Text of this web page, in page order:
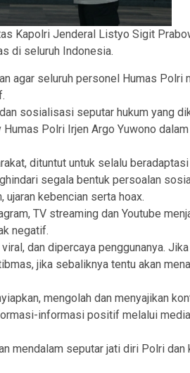
Kapolri Jenderal Listyo Sigit
di seluruh Indonesia.
agar seluruh personel Humas Polri
sosialisasi seputar hukum yang
Polri Irjen Argo Yuwono
dituntut untuk selalu
segala bentuk persoalan
kebencian serta hoax.
TV streaming dan Youtube
negatif.
dan dipercaya penggunanya.
jika sebaliknya tentu akan
mengolah dan menyajikan
informasi positif melalui
mendalam seputar jati diri Polri